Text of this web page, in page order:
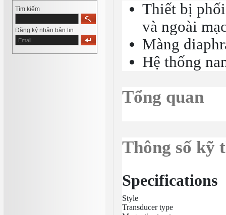
Tìm kiếm
Đăng ký nhận bản tin
Thiết bị
và ngoài
Màng
Hệ thống
Tổng quan
Thông số kỹ
Specifications
Style
Transducer type